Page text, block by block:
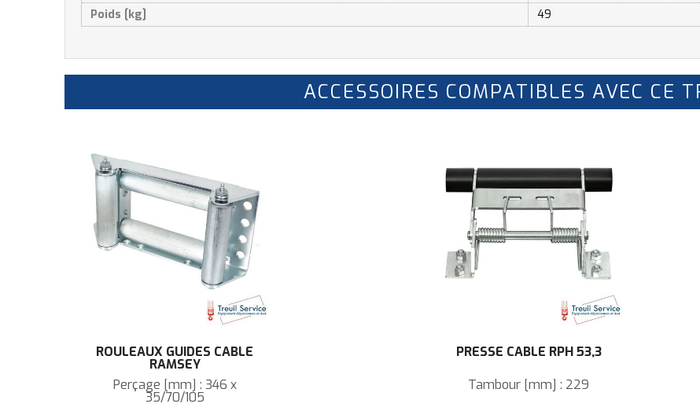
Poids [kg]
49
ACCESSOIRES COMPATIBLES AVEC CE
ROULEAUX GUIDES CÂBLE
RAMSEY
Perçage [mm] : 346 x
35/70/105
PRESSE CÂBLE RPH 53,3
Tambour [mm] : 229